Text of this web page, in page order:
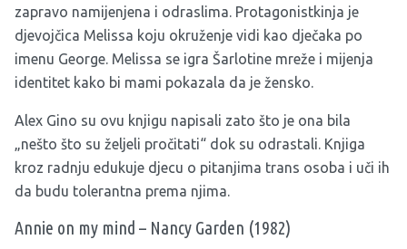
zapravo namijenjena i odraslima. Protagonistkinja je
djevojčica Melissa koju okruženje vidi kao dječaka po
imenu George. Melissa se igra Šarlotine mreže i mijenja
identitet kako bi mami pokazala da je žensko.
Alex Gino su ovu knjigu napisali zato što je ona bila
„nešto što su željeli pročitati“ dok su odrastali. Knjiga
kroz radnju edukuje djecu o pitanjima trans osoba i uči ih
da budu tolerantna prema njima.
Annie on my mind – Nancy Garden (1982)